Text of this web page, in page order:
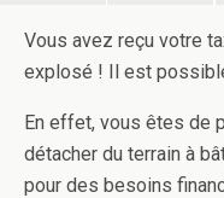
Vous avez reçu votre
explosé ! Il est
En effet, vous êtes de
détacher du terrain à
pour des besoins